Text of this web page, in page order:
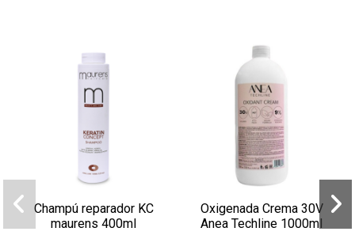
Champú reparador KC
maurens 400ml
Oxigenada Crema 30V
Anea Techline 1000ml